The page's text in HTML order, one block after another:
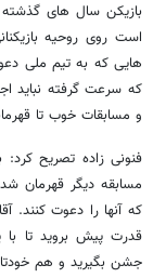
بازیکن سال های
است روی روحیه
هایی که به تیم ملی
که سرعت گرفته نباید
و مسابقات خوب تا
فنونی زاده تصریح کرد:
مسابقه دیگر قهرمان
که آنها را دعوت کنند.
قدرت پیش بروید تا با
جشن بگیرید و هم